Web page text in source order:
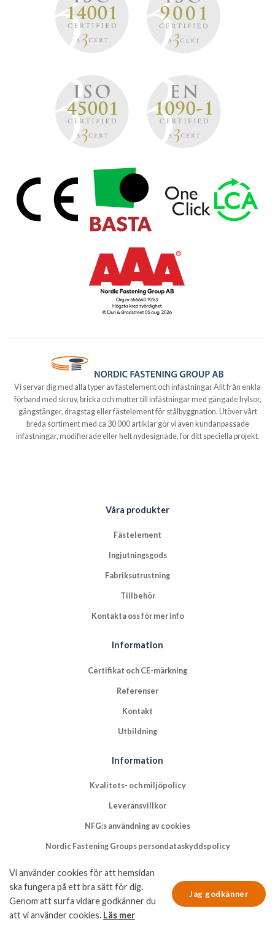
Vi servar dig med alla typer av fästelement och infästningar Allt från enkla
förband med skruv, bricka och mutter till infästningar med gängade hylsor,
gängstänger, dragstag eller fästelement för stålbyggnation. Utöver vårt
breda sortiment med ca 30 000 artiklar gör vi även kundanpassade
infästningar, modifierade eller helt nydesignade, för ditt speciella projekt.
Våra produkter
Fästelement
Ingjutningsgods
Fabriksutrustning
Tillbehör
Kontakta oss för mer info
Information
Certifikat och CE-märkning
Referenser
Kontakt
Utbildning
Information
Kvalitets- och miljöpolicy
Leveransvillkor
NFG:s användning av cookies
Nordic Fastening Groups persondataskyddspolicy
© Copyright 2026 Nordic Fastening Group AB
Vi använder cookies för att hemsidan
ska fungera på ett bra sätt för dig.
Genom att surfa vidare godkänner du
att vi använder cookies. Läs mer
Jag godkänner